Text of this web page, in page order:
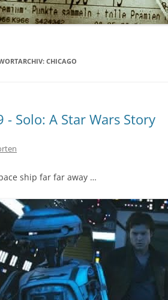
CHICAGO
- Solo: A Star Wars Story
ship far far away …